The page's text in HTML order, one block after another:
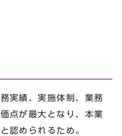
実績、実施体制、業務
点が最大となり、本業
認められるため。